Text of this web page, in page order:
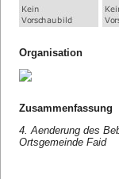
Organisation
Zusammenfassung
4. Aenderung des
Ortsgemeinde Faid